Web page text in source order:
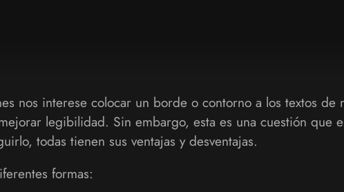
nos interese colocar un borde o contorno a los textos de
legibilidad. Sin embargo, esta es una cuestión que
todas tienen sus ventajas y desventajas.
formas: